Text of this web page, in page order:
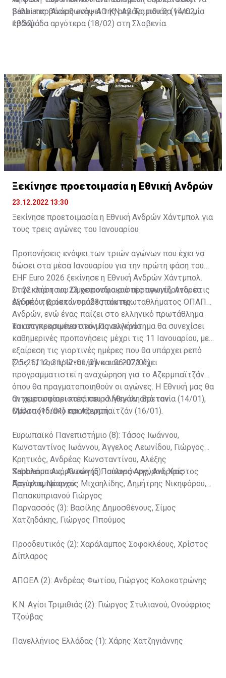
βάλει τις βάσεις ενόψει της ρεβάνς που θα γίνει μία
εβδομάδα αργότερα (18/02) στη Σλοβενία.
Sabbianco Aνόρθωση - ΑΟ ΚΝ Αγ. Τριμιθιάς (14/02,
19:30)
Ξεκίνησε προετοιμασία η Εθνική Ανδρών
23.12.2022 13:30
Ξεκίνησε προετοιμασία η Εθνική Ανδρών Χάντμπολ για
τους τρεις αγώνες του Ιανουαρίου
Προπονήσεις ενόψει των τριών αγώνων που έχει να
δώσει στα μέσα Ιανουαρίου για την πρώτη φάση του
EHF Euro 2026 ξεκίνησε η Εθνική Ανδρών Χάντμπολ.
Στην κλήση του Ομοσπονδιακού προπονητή, Ανδρέα
Ανδρέου, βρίσκονται 23 παίκτες.
Οι 22 από τους 23 χειροσφαιριστές αγωνίζονται στις
έξι από τις οκτώ ομάδες του πρωταθλήματος ΟΠΑΠ
Ανδρών, ενώ ένας παίζει στο ελληνικό πρωτάθλημα
και συγκεκριμένα στον Πανελλήνιο.
Το αντιπροσωπευτικό μας συγκρότημα θα συνεχίσει
καθημερινές προπονήσεις μέχρι τις 11 Ιανουαρίου, με
εξαίρεση τις γιορτινές ημέρες που θα υπάρχει ρεπό
(25-26/12, 31/12-01/01 και 06-07/01).
Στις 11 του πρώτου μήνα του 2023 έχει
προγραμματιστεί η αναχώρηση για το Αζερμπαϊτζάν
όπου θα πραγματοποιηθούν οι αγώνες. Η Εθνική μας θα
αντιμετωπίσει κατά σειρά Μεγάλη Βρετανία (14/01),
Μάλτα (15/01) και Αζερμπαϊτζάν (16/01).
Οι χειροσφαιριστές που κλήθηκαν από τον
Ομοσπονδιακό προπονητή:
Ευρωπαϊκό Πανεπιστήμιο (8): Tάσος Ιωάννου,
Κωνσταντίνος Ιωάννου, Άγγελος Λεωνίδου, Γιώργος
Κρητικός, Ανδρέας Κωνσταντίνου, Αλέξης
Χαραλάμπους, Αντώνης Παπαγιάννης, Ανδρέας
Παπαλαμπριανού
Sabbianco Aνόρθωση (5): Ιούλιος Αργύρου, Χρίστος
Αργύρου, Νέαρχος Μιχαηλίδης, Δημήτρης Νικηφόρου,
Παπακυπριανού Γιώργος
Παρνασσός (3): Bασίλης Δημοσθένους, Σίμος
Χατζηδάκης, Γιώργος Ππούμος
Προοδευτικός (2): Χαράλαμπος Σοφοκλέους, Χρίστος
Δίπλαρος
ΑΠΟΕΛ (2): Ανδρέας Φωτίου, Γιώργος Κολοκοτρώνης
Κ.Ν. Αγίοι Τριμιθιάς (2): Γιώργος Στυλιανού, Ονούφριος
Τζούβας
Πανελλήνιος Eλλάδας (1): Χάρης Χατζηγιάννης